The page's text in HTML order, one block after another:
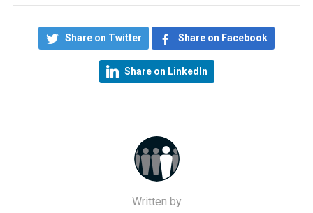
Share on Twitter Share on Facebook
Share on LinkedIn
Written by